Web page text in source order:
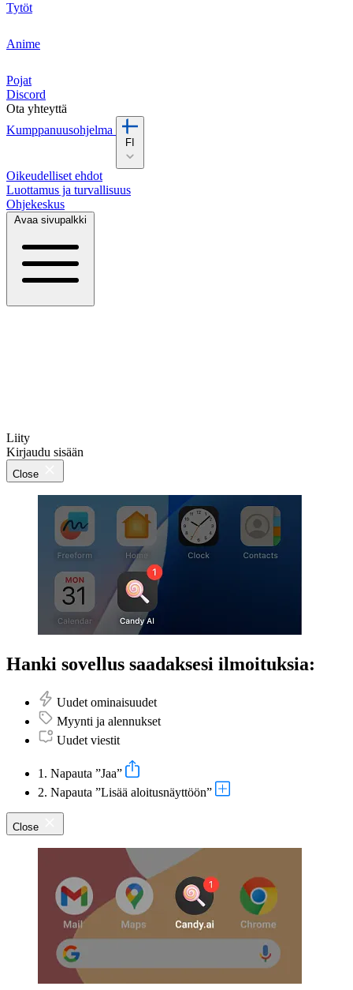
Tytöt
Anime
Pojat
Discord
Ota yhteyttä
Kumppanuusohjelma
FI
Oikeudelliset ehdot
Luottamus ja turvallisuus
Ohjekeskus
Avaa sivupalkki
Liity
Kirjaudu sisään
Close
Hanki sovellus saadaksesi ilmoituksia:
Uudet ominaisuudet
Myynti ja alennukset
Uudet viestit
1. Napauta ”Jaa”
2. Napauta ”Lisää aloitusnäyttöön”
Close